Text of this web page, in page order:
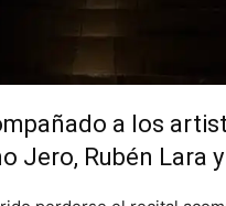
a los
Jero, Rubén Lara